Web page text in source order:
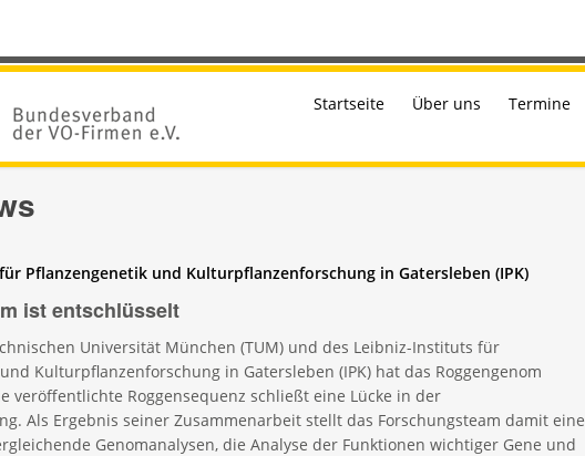
Startseite Über uns Termine
Pflanzengenetik und Kulturpflanzenforschung in Gatersleben (IPK)
ist entschlüsselt
Universität München (TUM) und des Leibniz-Instituts für
Kulturpflanzenforschung in Gatersleben (IPK) hat das Roggengenom
veröffentlichte Roggensequenz schließt eine Lücke in der
Als Ergebnis seiner Zusammenarbeit stellt das Forschungsteam damit eine
Genomanalysen, die Analyse der Funktionen wichtiger Gene und